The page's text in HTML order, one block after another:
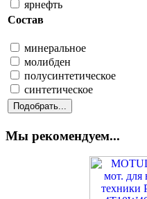
ярнефть
Состав
минеральное
молибден
полусинтетическое
синтетическое
Мы рекомендуем...